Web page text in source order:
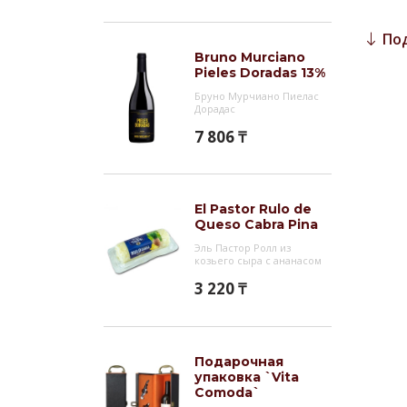
Bruno Murciano
Pieles Doradas 13%
Бруно Мурчиано Пиелас
Дорадас
7 806 ₸
El Pastor Rulo de
Queso Cabra Pina
Эль Пастор Ролл из
козьего сыра с ананасом
3 220 ₸
Подарочная
упаковка `Vita
Comoda`